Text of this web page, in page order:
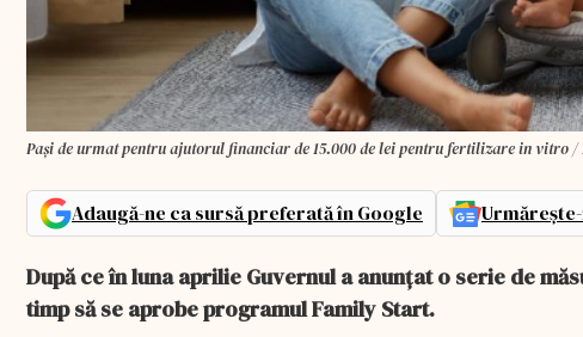
Paşi de urmat pentru ajutorul financiar de 15.000 de lei pentru fertilizare in vitro /
Adaugă-ne ca sursă preferată în Google
După ce în luna aprilie Guvernul a anunțat o serie de
timp să se aprobe programul Family Start.